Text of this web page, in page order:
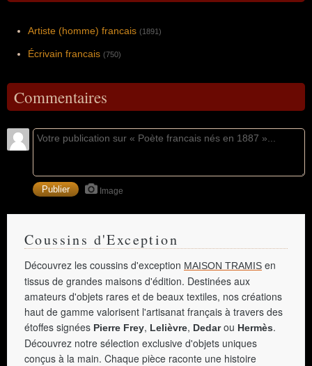
Artiste (homme) francais (1891)
Écrivain francais (750)
Commentaires
Image
Coussins d'Exception
Découvrez les coussins d'exception MAISON TRAMIS en
tissus de grandes maisons d'édition. Destinées aux
amateurs d'objets rares et de beaux textiles, nos créations
haut de gamme valorisent l'artisanat français à travers des
étoffes signées Pierre Frey, Lelièvre, Dedarou Hermès.
Découvrez notre sélection exclusive d'objets uniques
conçus à la main. Chaque pièce raconte une histoire